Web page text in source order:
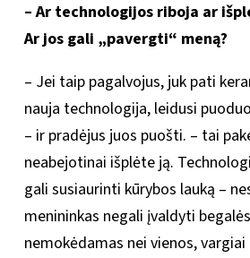
– Ar technologijos riboja ar
Ar jos gali „pavergti“ meną?
– Jei taip pagalvojus, juk pati
nauja technologija, leidusi
– ir pradėjus juos puošti. – tai
neabejotinai išplėte ją.
gali susiaurinti kūrybos lauką –
menininkas negali įvaldyti
nemokėdamas nei vienos,